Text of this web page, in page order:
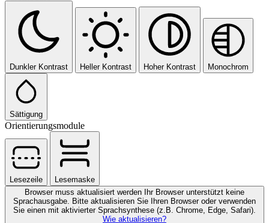
Dunkler Kontrast Heller Kontrast Hoher Kontrast Monochrom
Sättigung
Orientierungsmodule
Lesezeile
Lesemaske
Browser muss aktualisiert werden
Ihr Browser unterstützt keine
Sprachausgabe. Bitte aktualisieren Sie Ihren Browser oder verwenden
Sie einen mit aktivierter Sprachsynthese (z.B. Chrome, Edge, Safari).
Wie aktualisieren?